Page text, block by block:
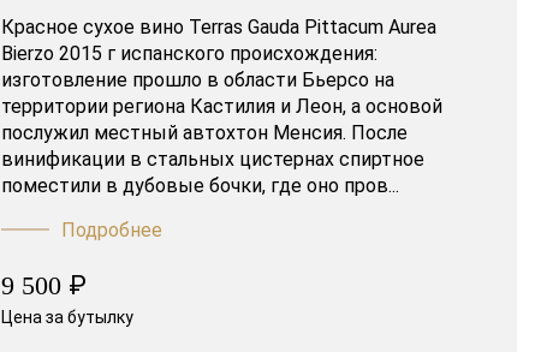
Красное сухое вино Terras Gauda Pittacum Aurea
Bierzo 2015 г испанского происхождения:
изготовление прошло в области Бьерсо на
территории региона Кастилия и Леон, а основой
послужил местный автохтон Менсия. После
винификации в стальных цистернах спиртное
поместили в дубовые бочки, где оно пров...
Подробнее
9 500 ₽
Цена за бутылку